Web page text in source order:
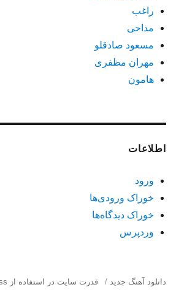
راغب
مداحی
مسعود صادقلو
مهران مظفری
هامون
اطلاعات
ورود
خوراک ورودی‌ها
خوراک دیدگاه‌ها
وردپرس
دانلود آهنگ جدید قدرت سایت در استفاده از WordPress